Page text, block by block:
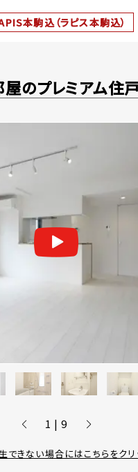
本駒込（ラピス本駒込）
のプレミアム
1 | 9
できない場合にはこちらをクリ